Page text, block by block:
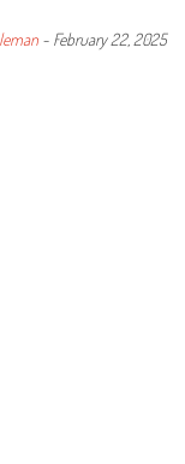
- February 22, 2025